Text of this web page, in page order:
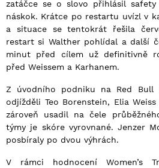
zatáčce se o slovo přihlásil
náskok. Krátce po restartu uvízl v
a situace se tentokrát řešila
restart si Walther pohlídal a další
minut před cílem už definitivně
před Weissem a Karhanem.
Z úvodního podniku na Red Bull
odjížděli Teo Borenstein, Elia
zároveň usadil na čele
týmy je skóre vyrovnané. Jenzer
posbíraly po dvou výhrách.
V rámci hodnocení Women’s